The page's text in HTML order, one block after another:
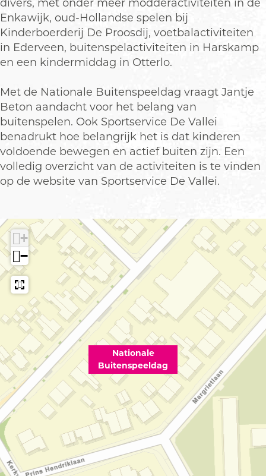
s
p
e
e
d
a
g
e
n
s
p
e
l
d
a
g
t
e
n
s
e
e
l
d
a
g
s
p
e
e
d
a
g
i
t
e
n
p
e
e
l
d
a
g
divers, met onder meer modderactiviteiten in de
Enkawijk, oud-Hollandse spelen bij
Kinderboerderij De Proosdij, voetbalactiviteiten
in Ederveen, buitenspelactiviteiten in Harskamp
en een kindermiddag in Otterlo.
Met de Nationale Buitenspeeldag vraagt Jantje
Beton aandacht voor het belang van
buitenspelen. Ook Sportservice De Vallei
benadrukt hoe belangrijk het is dat kinderen
voldoende bewegen en actief buiten zijn. Een
volledig overzicht van de activiteiten is te vinden
op de website van Sportservice De Vallei.
Nationale
Buitenspeeldag
+
−